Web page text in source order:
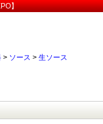
】
> ソース > 生ソース